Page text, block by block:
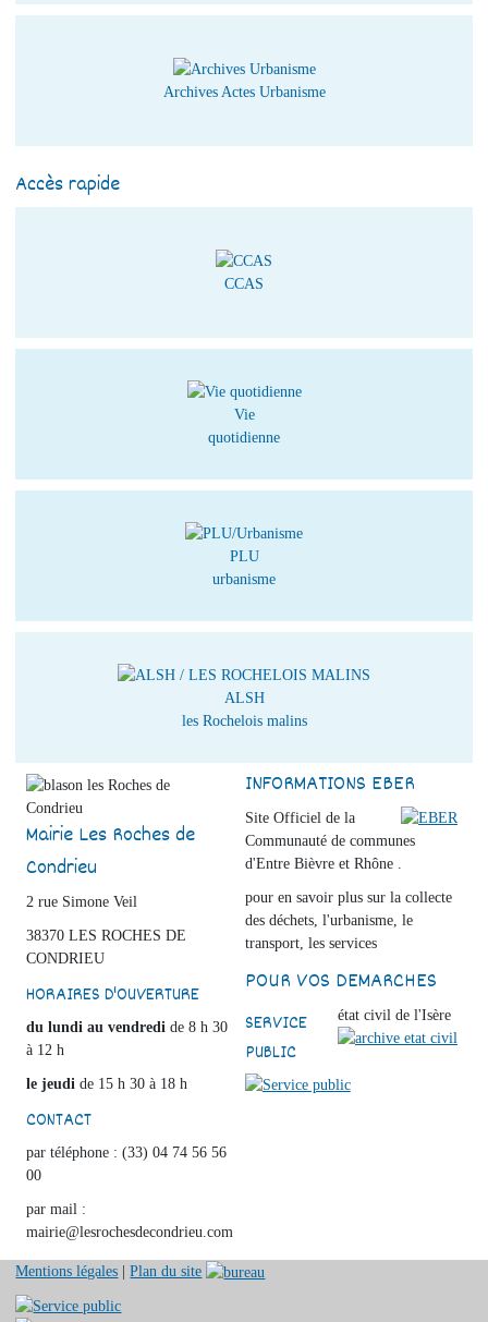
Archives Actes Urbanisme
Accès rapide
CCAS
Vie
quotidienne
PLU
urbanisme
ALSH
les Rochelois malins
Mairie Les Roches de
Condrieu
2 rue Simone Veil
38370 LES ROCHES DE
CONDRIEU
HORAIRES D'OUVERTURE
du lundi au vendredi de 8 h 30
à 12 h
le jeudi de 15 h 30 à 18 h
CONTACT
par téléphone : (33) 04 74 56 56
00
par mail :
mairie@lesrochesdecondrieu.com
INFORMATIONS EBER
Site Officiel de la
Communauté de communes
d'Entre Bièvre et Rhône .
pour en savoir plus sur la collecte
des déchets, l'urbanisme, le
transport, les services
POUR VOS DEMARCHES
état civil de l'Isère
SERVICE
PUBLIC
Mentions légales |Plan du site